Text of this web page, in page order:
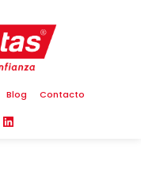
Blog Contacto